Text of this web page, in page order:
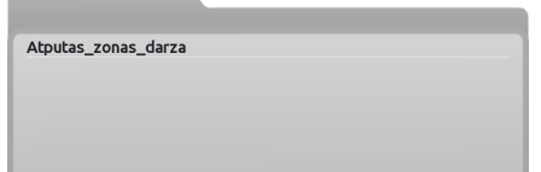
Atputas_zonas_darza